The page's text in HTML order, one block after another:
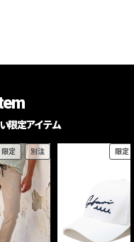
限定アイテム
限定 別注 限定